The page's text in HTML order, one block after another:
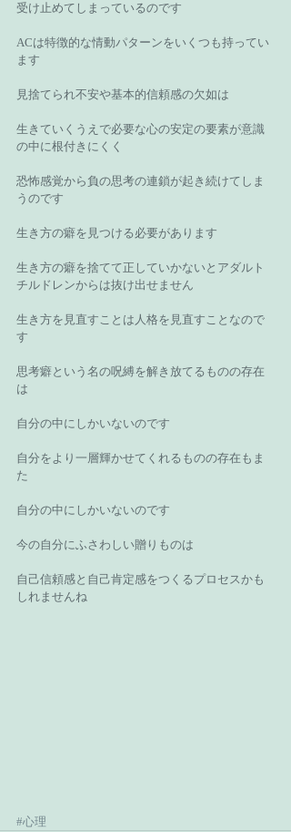
受け止めてしまっているのです
ACは特徴的な情動パターンをいくつも持ってい
ます
見捨てられ不安や基本的信頼感の欠如は
生きていくうえで必要な心の安定の要素が意識
の中に根付きにくく
恐怖感覚から負の思考の連鎖が起き続けてしま
うのです
生き方の癖を見つける必要があります
生き方の癖を捨てて正していかないとアダルト
チルドレンからは抜け出せません
生き方を見直すことは人格を見直すことなので
す
思考癖という名の呪縛を解き放てるものの存在
は
自分の中にしかいないのです
自分をより一層輝かせてくれるものの存在もま
た
自分の中にしかいないのです
今の自分にふさわしい贈りものは
自己信頼感と自己肯定感をつくるプロセスかも
しれませんね
#心理